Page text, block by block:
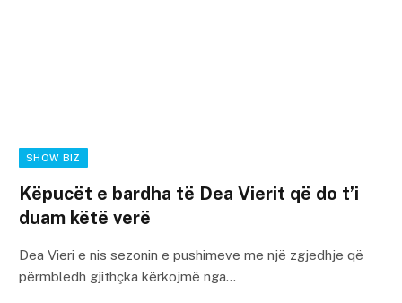
SHOW BIZ
Këpucët e bardha të Dea Vierit që do t’i
duam këtë verë
Dea Vieri e nis sezonin e pushimeve me një zgjedhje që
përmbledh gjithçka kërkojmë nga…